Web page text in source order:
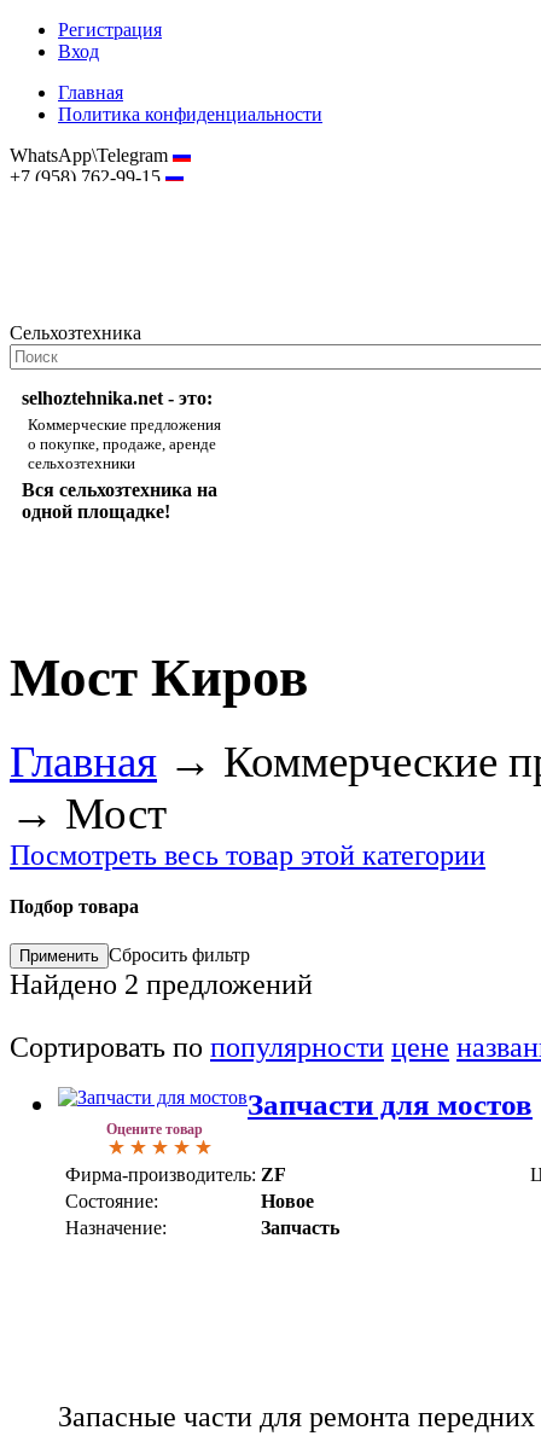
Регистрация
Вход
Главная
Политика конфиденциальности
WhatsApp\Telegram
+7 (958) 762-99-15
Сельхозтехника
selhoztehnika.net - это:
Коммерческие предложения
о покупке, продаже, аренде
сельхозтехники
Вся сельхозтехника на
одной площадке!
Мост Киров
Главная → Коммерческие
→ Мост
Посмотреть весь товар этой категории
Подбор товара
Сбросить фильтр
Найдено 2 предложений
Сортировать по популярности цене
Оцените товар
Запчасти для мостов
Фирма-производитель: ZF
Состояние:
Новое
Назначение:
Запчасть
Запасные части для ремонта